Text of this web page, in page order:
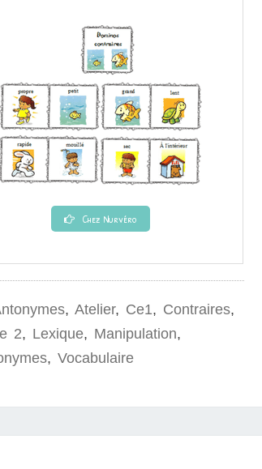
Chez Nurvéro
, Atelier, Ce1, Contraires,
2, Lexique, Manipulation,
, Vocabulaire